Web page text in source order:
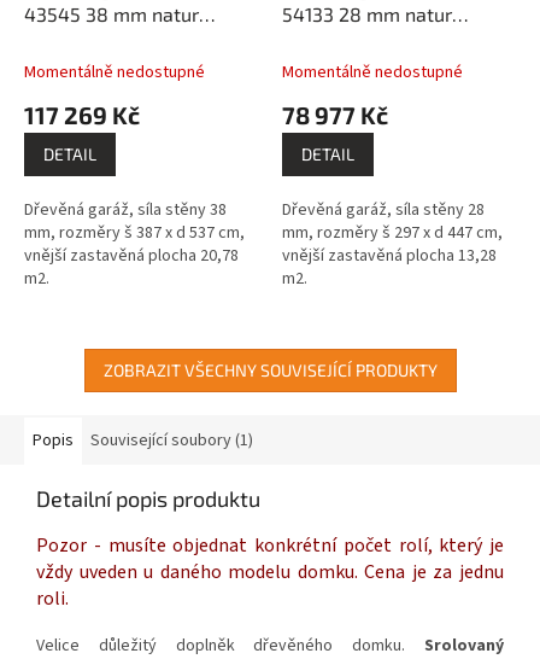
A
43545 38 mm natur
Momentálně nedostupné
117 269 Kč
DETAIL
Dřevěná garáž, síla stěny 38
mm, rozměry š 387 x d 537 cm,
vnější zastavěná plocha 20,78
m2.
A
54133 28 mm natur
Momentálně nedostupné
78 977 Kč
DETAIL
Dřevěná garáž, síla stěny 28
mm, rozměry š 297 x d 447 cm,
vnější zastavěná plocha 13,28
m2.
ZOBRAZIT VŠECHNY SOUVISEJÍCÍ PRODUKTY
Popis Související soubory (1)
Detailní popis produktu
Pozor - musíte objednat konkrétní počet rolí, který je
vždy uveden u daného modelu domku. Cena je za jednu
roli.
Velice důležitý doplněk dřevěného domku. Srolovaný